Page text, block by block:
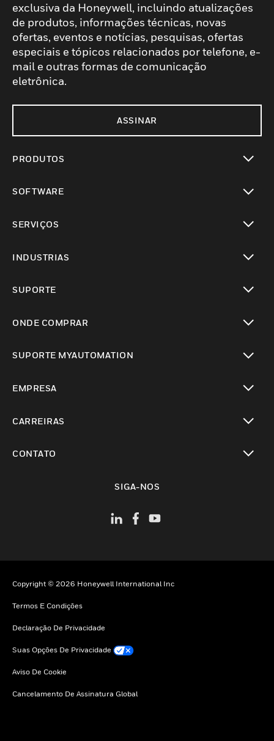
exclusiva da Honeywell, incluindo atualizações
de produtos, informações técnicas, novas
ofertas, eventos e notícias, pesquisas, ofertas
especiais e tópicos relacionados por telefone, e-
mail e outras formas de comunicação
eletrônica.
ASSINAR
PRODUTOS
SOFTWARE
SERVIÇOS
INDUSTRIAS
SUPORTE
ONDE COMPRAR
SUPORTE MYAUTOMATION
EMPRESA
CARREIRAS
CONTATO
SIGA-NOS
Copyright © 2026 Honeywell International Inc
Termos E Condições
Declaração De Privacidade
Suas Opções De Privacidade
Aviso De Cookie
Cancelamento De Assinatura Global